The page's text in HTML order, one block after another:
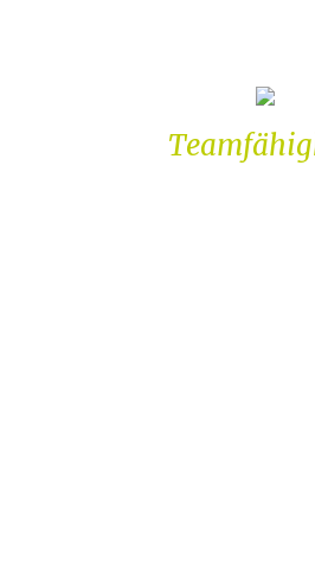
Für einander
vertrauen, gemeinsam
Aus diesem Grund sind